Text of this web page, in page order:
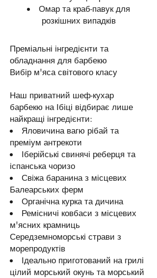
Омар та краб-павук для
розкішних випадків
Преміальні інгредієнти та
обладнання для барбекю
Вибір м'яса світового класу
Наш приватний шеф-кухар
барбекю на Ібіці відбирає лише
найкращі інгредієнти:
Яловичина вагю рібай та
преміум антрекоти
Іберійські свинячі реберця та
іспанська чоризо
Свіжа баранина з місцевих
Балеарських ферм
Органічна курка та дичина
Ремісничі ковбаси з місцевих
м'ясних крамниць
Середземноморські страви з
морепродуктів
Ідеально приготований на грилі
цілий морський окунь та морський